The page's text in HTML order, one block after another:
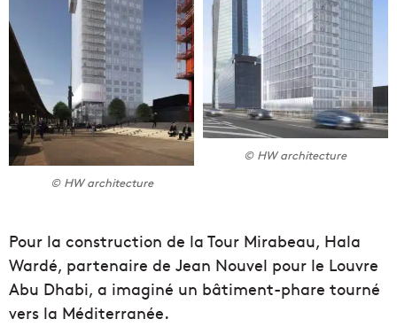
© HW architecture
© HW architecture
Pour la construction de la Tour Mirabeau, Hala
Wardé, partenaire de Jean Nouvel pour le Louvre
Abu Dhabi, a imaginé un bâtiment-phare tourné
vers la Méditerranée.